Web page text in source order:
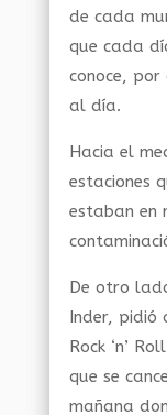
de cada
que cada
conoce, por
al día.
Hacia el
estaciones
estaban en
De otro
Inder, pidió
Rock ‘n’
que se
mañana